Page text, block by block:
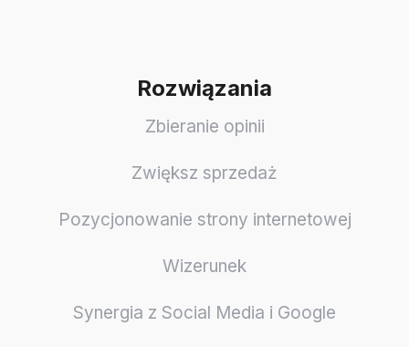
Rozwiązania
Zbieranie opinii
Zwiększ sprzedaż
Pozycjonowanie strony internetowej
Wizerunek
Synergia z Social Media i Google